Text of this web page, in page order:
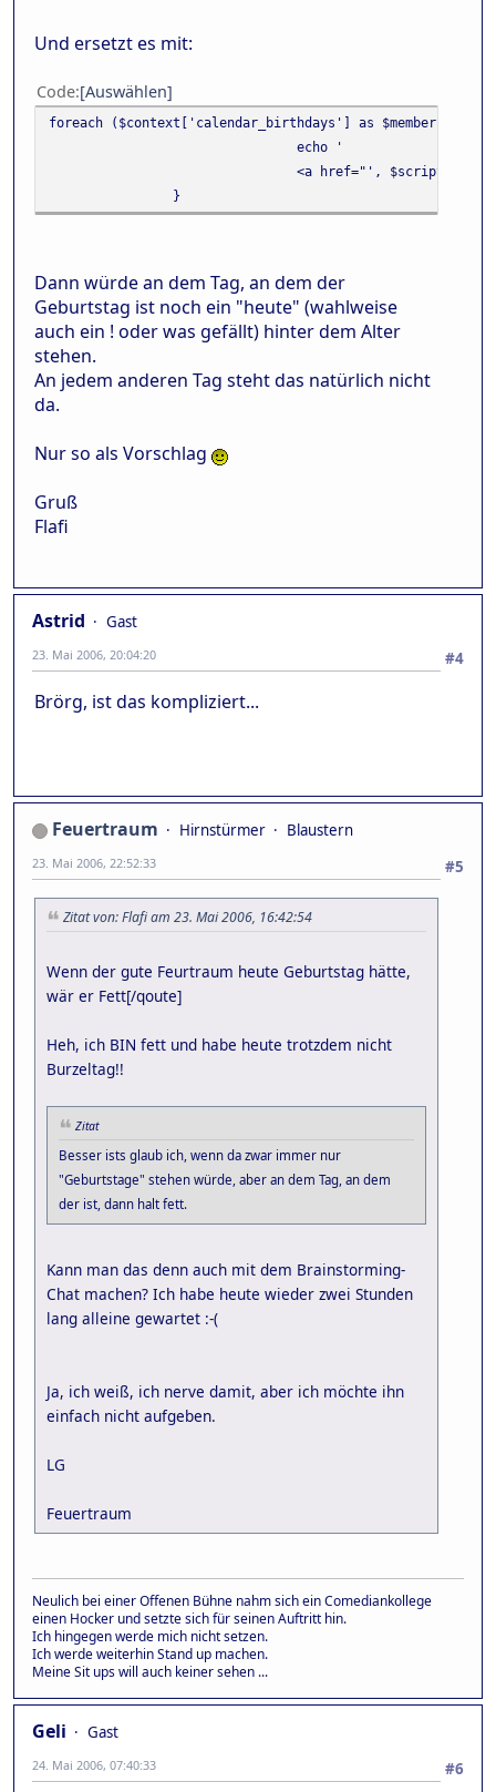
Und ersetzt es mit:
Code Auswählen
foreach ($context['calendar_birthdays'] as $member)
echo '
<a href="', $scripturl,
}
Dann würde an dem Tag, an dem der
Geburtstag ist noch ein "heute" (wahlweise
auch ein ! oder was gefällt) hinter dem Alter
stehen.
An jedem anderen Tag steht das natürlich nicht
da.
Nur so als Vorschlag
Gruß
Flafi
Astrid
Gast
#4
23. Mai 2006, 20:04:20
Brörg, ist das kompliziert...
Feuertraum Hirnstürmer
Blaustern
#5
23. Mai 2006, 22:52:33
Zitat von: Flafi am 23. Mai 2006, 16:42:54
Wenn der gute Feurtraum heute Geburtstag hätte,
wär er Fett[/qoute]
Heh, ich BIN fett und habe heute trotzdem nicht
Burzeltag!!
Zitat
Besser ists glaub ich, wenn da zwar immer nur
"Geburtstage" stehen würde, aber an dem Tag, an dem
der ist, dann halt fett.
Kann man das denn auch mit dem Brainstorming-
Chat machen? Ich habe heute wieder zwei Stunden
lang alleine gewartet :-(
Ja, ich weiß, ich nerve damit, aber ich möchte ihn
einfach nicht aufgeben.
LG
Feuertraum
Neulich bei einer Offenen Bühne nahm sich ein Comediankollege
einen Hocker und setzte sich für seinen Auftritt hin.
Ich hingegen werde mich nicht setzen.
Ich werde weiterhin Stand up machen.
Meine Sit ups will auch keiner sehen ...
Geli
Gast
#6
24. Mai 2006, 07:40:33